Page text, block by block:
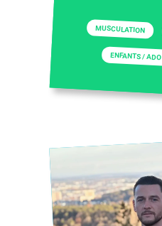
MUSCULATION
ENFANTS / ADO